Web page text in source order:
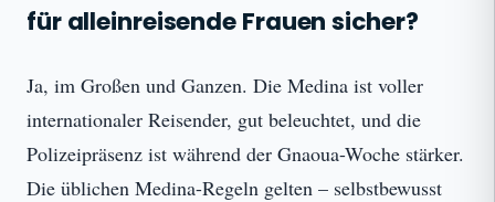
für alleinreisende Frauen sicher?
Ja, im Großen und Ganzen. Die Medina ist voller
internationaler Reisender, gut beleuchtet, und die
Polizeipräsenz ist während der Gnaoua-Woche stärker.
Die üblichen Medina-Regeln gelten – selbstbewusst